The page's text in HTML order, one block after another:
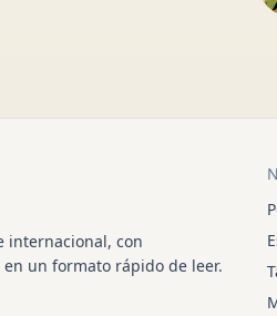
internacional, con
un formato rápido de leer.